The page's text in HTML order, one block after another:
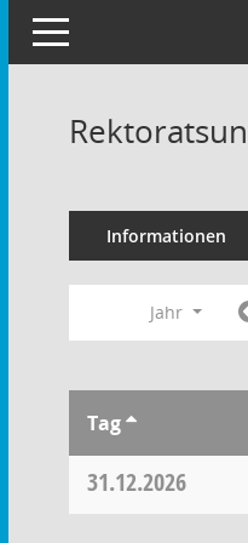
Toggle navigation
Informationen
Jahr
Tag
31.12.2026